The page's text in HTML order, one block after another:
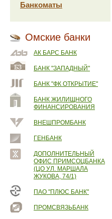
Банкоматы
Омские банки
АК БАРС БАНК
БАНК "ЗАПАДНЫЙ"
БАНК "ФК ОТКРЫТИЕ"
БАНК ЖИЛИЩНОГО
ФИНАНСИРОВАНИЯ
ВНЕШПРОМБАНК
ГЕНБАНК
ДОПОЛНИТЕЛЬНЫЙ
ОФИС ПРИМСОЦБАНКА
(ЦО УЛ. МАРШАЛА
ЖУКОВА, 74/1)
ПАО "ПЛЮС БАНК"
ПРОМСВЯЗЬБАНК